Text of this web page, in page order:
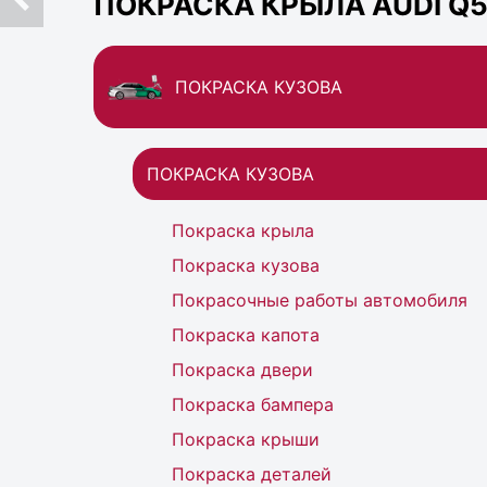
ПОКРАСКА КУЗОВА
ПОКРАСКА КУЗОВА
Покраска крыла
Покраска кузова
Покрасочные работы автомобиля
Покраска капота
Покраска двери
Покраска бампера
Покраска крыши
Покраска деталей